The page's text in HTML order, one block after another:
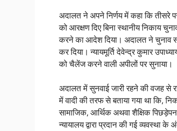
अदालत ने अपने निर्णय में कहा कि तीसरे
को आरक्षण दिए बिना स्थानीय निकाय
करने का आदेश दिया। अदालत ने चुनाव
कर दिया। न्यायमूर्ति देवेन्द्र कुमार
को चैलेंज करने वाली अपीलों पर सुनाया।
अदालत में सुनवाई जारी रहने की वजह से
में वादी की तरफ से बताया गया था कि,
सामाजिक, आर्थिक अथवा शैक्षिक पिछड़ेपन
न्यायालय द्वारा प्रदान की गई व्यवस्था